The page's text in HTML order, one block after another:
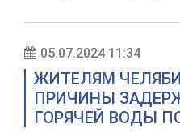
05.07.2024 11:34
ЖИТЕЛЯМ
ПРИЧИНЫ
ГОРЯЧЕЙ ВОДЫ